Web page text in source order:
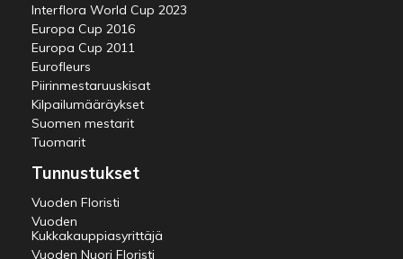
Interflora World Cup 2023
Europa Cup 2016
Europa Cup 2011
Eurofleurs
Piirinmestaruuskisat
Kilpailumääräykset
Suomen mestarit
Tuomarit
Tunnustukset
Vuoden Floristi
Vuoden
Kukkakauppiasyrittäjä
Vuoden Nuori Floristi